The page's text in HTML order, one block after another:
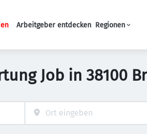
Haupt-Navigation
Arbeitgeber entdecken Regionen
Job in 38100